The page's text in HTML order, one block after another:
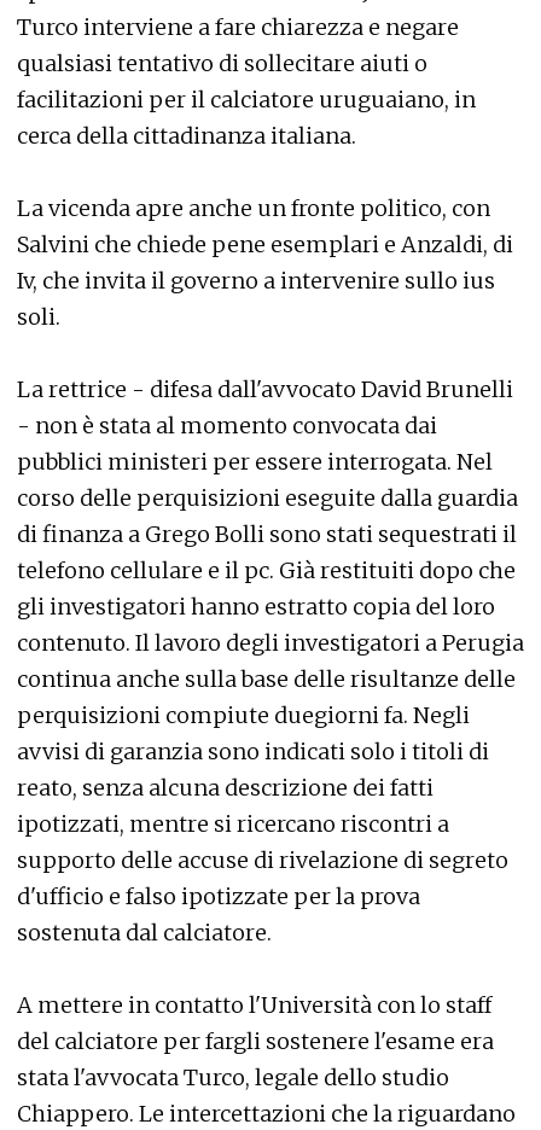
Turco interviene a fare chiarezza e negare
qualsiasi tentativo di sollecitare aiuti o
facilitazioni per il calciatore uruguaiano, in
cerca della cittadinanza italiana.
La vicenda apre anche un fronte politico, con
Salvini che chiede pene esemplari e Anzaldi, di
Iv, che invita il governo a intervenire sullo ius
soli.
La rettrice - difesa dall'avvocato David Brunelli
- non è stata al momento convocata dai
pubblici ministeri per essere interrogata. Nel
corso delle perquisizioni eseguite dalla guardia
di finanza a Grego Bolli sono stati sequestrati il
telefono cellulare e il pc. Già restituiti dopo che
gli investigatori hanno estratto copia del loro
contenuto. Il lavoro degli investigatori a Perugia
continua anche sulla base delle risultanze delle
perquisizioni compiute duegiorni fa. Negli
avvisi di garanzia sono indicati solo i titoli di
reato, senza alcuna descrizione dei fatti
ipotizzati, mentre si ricercano riscontri a
supporto delle accuse di rivelazione di segreto
d'ufficio e falso ipotizzate per la prova
sostenuta dal calciatore.
A mettere in contatto l'Università con lo staff
del calciatore per fargli sostenere l'esame era
stata l'avvocata Turco, legale dello studio
Chiappero. Le intercettazioni che la riguardano